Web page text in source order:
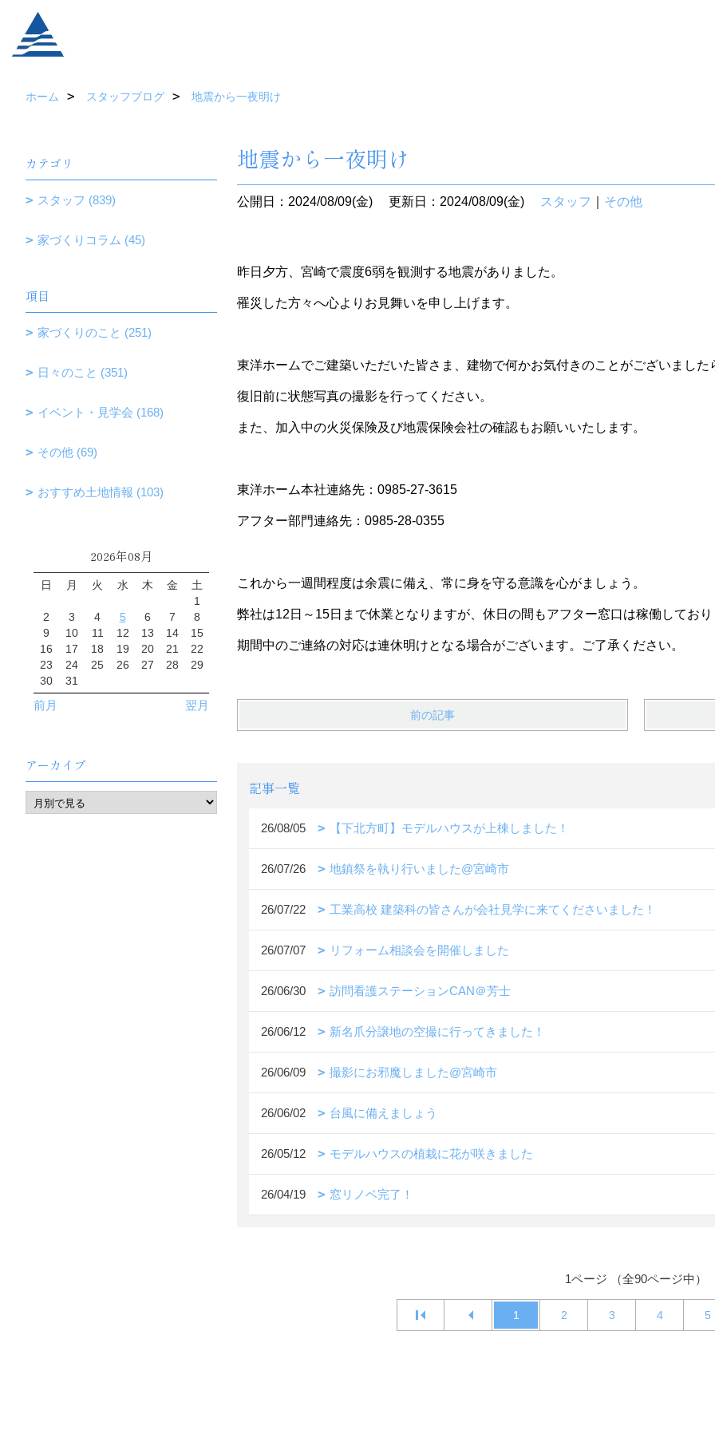
ホーム スタッフブログ 地震から一夜明け
地震から一夜明け
公開日：2024/08/09(金) 更新日：2024/08/09(金) スタッフ その他
昨日夕方、宮崎で震度6弱を観測する地震がありました。
罹災した方々へ心よりお見舞いを申し上げます。
東洋ホームでご建築いただいた皆さま、建物で何かお気付きのことがございまし
復旧前に状態写真の撮影を行ってください。
また、加入中の火災保険及び地震保険会社の確認もお願いいたします。
東洋ホーム本社連絡先：0985-27-3615
アフター部門連絡先：0985-28-0355
これから一週間程度は余震に備え、常に身を守る意識を心がましょう。
弊社は12日～15日まで休業となりますが、休日の間もアフター窓口は稼働してお
期間中のご連絡の対応は連休明けとなる場合がございます。ご了承ください。
前の記事
記事一覧
26/08/05 【下北方町】モデルハウスが上棟しました！
26/07/26 地鎮祭を執り行いました@宮崎市
26/07/22 工業高校 建築科の皆さんが会社見学に来てくださいました！
26/07/07 リフォーム相談会を開催しました
26/06/30 訪問看護ステーションCAN＠芳士
26/06/12 新名爪分譲地の空撮に行ってきました！
26/06/09 撮影にお邪魔しました@宮崎市
26/06/02 台風に備えましょう
26/05/12 モデルハウスの植栽に花が咲きました
26/04/19 窓リノベ完了！
1ページ （全90ページ中）
1 2 3 4 5
カテゴリ
スタッフ (839)
家づくりコラム (45)
項目
家づくりのこと (251)
日々のこと (351)
イベント・見学会 (168)
その他 (69)
おすすめ土地情報 (103)
2026年08月
日 月 火 水 木 金
土
1
2
3 4 5 6 7
8
9
10 11 12 13 14
15
16
17 18 19 20 21
22
23
24 25 26 27 28
29
30
31
前月 翌月
アーカイブ